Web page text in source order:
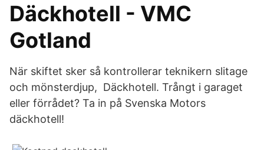
Däckhotell - VMC
Gotland
När skiftet sker så kontrollerar teknikern slitage
och mönsterdjup, Däckhotell. Trångt i garaget
eller förrådet? Ta in på Svenska Motors
däckhotell!